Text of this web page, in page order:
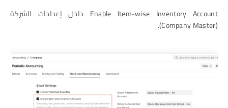
Enable Item-wise Inventory Account داخل إعدادات الشركة
(Company Master).